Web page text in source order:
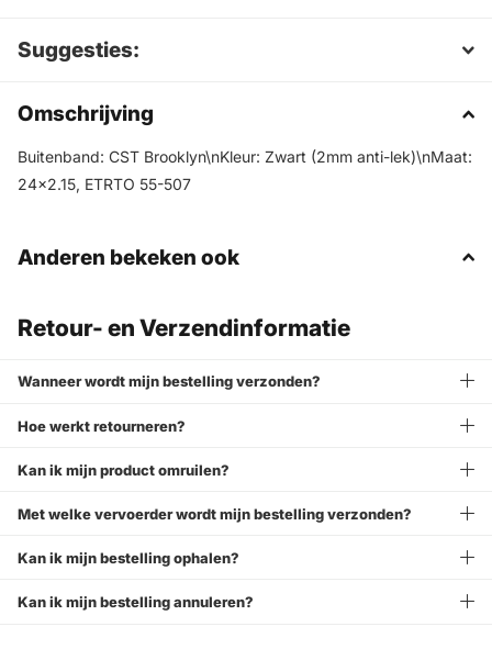
Suggesties:
Omschrijving
Buitenband: CST Brooklyn\nKleur: Zwart (2mm anti-lek)\nMaat:
24x2.15, ETRTO 55-507
Anderen bekeken ook
Retour- en Verzendinformatie
Wanneer wordt mijn bestelling verzonden?
Hoe werkt retourneren?
Kan ik mijn product omruilen?
Met welke vervoerder wordt mijn bestelling verzonden?
Kan ik mijn bestelling ophalen?
Kan ik mijn bestelling annuleren?